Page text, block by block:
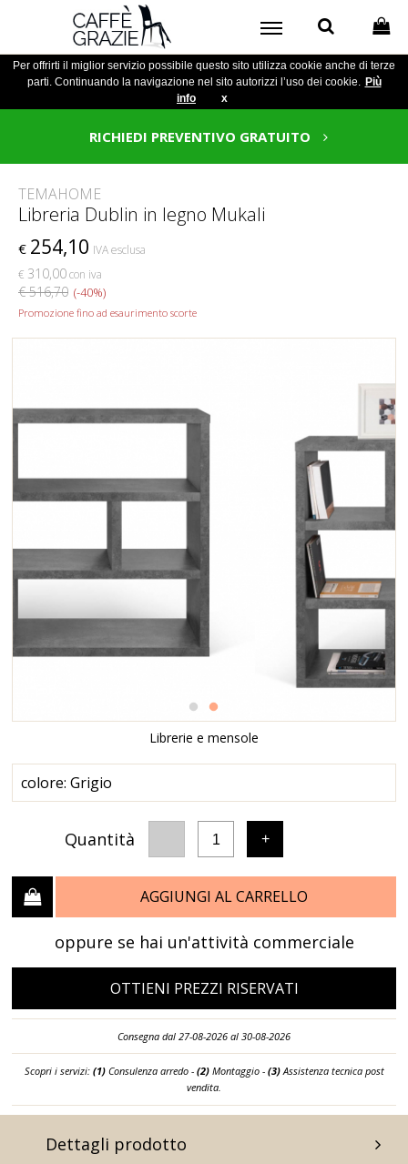
Per offrirti il miglior servizio possibile questo sito utilizza cookie anche di terze
parti. Continuando la navigazione nel sito autorizzi l’uso dei cookie. Più
info
x
RICHIEDI PREVENTIVO GRATUITO
TEMAHOME
Libreria Dublin in legno Mukali
€ 254,10 IVA esclusa
€ 310,00con iva
€ 516,70 (-40%)
Promozione fino ad esaurimento scorte
Librerie e mensole
colore: Grigio
Quantità 1 +
AGGIUNGI AL CARRELLO
oppure se hai un'attività commerciale
OTTIENI PREZZI RISERVATI
Consegna dal 27-08-2026 al 30-08-2026
Scopri i servizi: (1)Consulenza arredo - (2)Montaggio - (3)Assistenza tecnica post
vendita.
Dettagli prodotto